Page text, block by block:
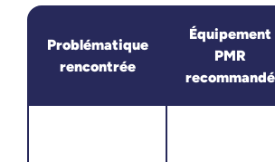
Problématique
rencontrée
Équipement
PMR
recommandé